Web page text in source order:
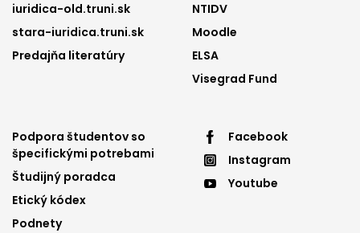
iuridica-old.truni.sk
stara-iuridica.truni.sk
Predajňa literatúry
NTIDV
Moodle
ELSA
Visegrad Fund
Footer
menu
3
Podpora študentov so
špecifickými potrebami
Študijný poradca
Etický kódex
Podnety
Footer
menu
Facebook
Instagram
Youtube